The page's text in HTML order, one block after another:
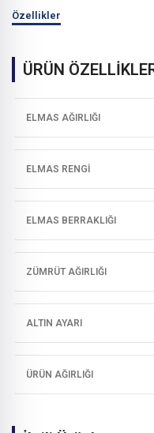
Özellikler
ÜRÜN
ELMAS AĞIRLIĞI
ELMAS RENGI
ELMAS BERRAKLIĞI
ZÜMRÜT AĞIRLIĞI
ALTIN AYARI
ÜRÜN AĞIRLIĞI